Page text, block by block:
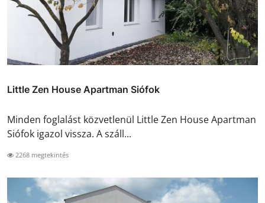
Little Zen House Apartman Siófok
Minden foglalást közvetlenül Little Zen House Apartman
Siófok igazol vissza. A száll...
2268 megtekintés